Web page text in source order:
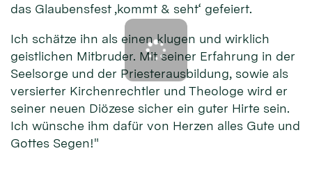
das Glaubensfest ‚kommt & seht‘ gefeiert.
Ich schätze ihn als einen klugen und wirklich
geistlichen Mitbruder. Mit seiner Erfahrung in der
Seelsorge und der Priesterausbildung, sowie als
versierter Kirchenrechtler und Theologe wird er
seiner neuen Diözese sicher ein guter Hirte sein.
Ich wünsche ihm dafür von Herzen alles Gute und
Gottes Segen!"